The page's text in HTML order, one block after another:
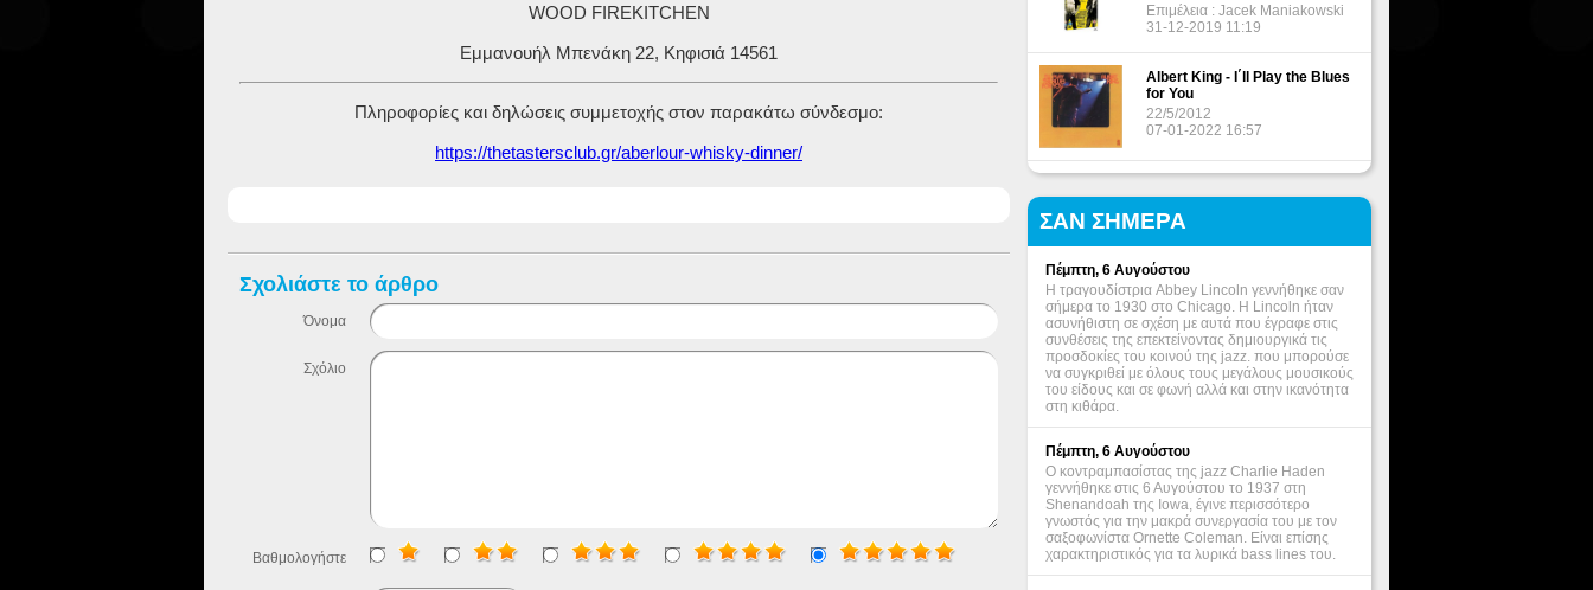
WOOD FIREKITCHEN
Εμμανουήλ Μπενάκη 22, Κηφισιά 14561
Πληροφορίες και δηλώσεις συμμετοχής στον παρακάτω σύνδεσμο:
https://thetastersclub.gr/aberlour-whisky-dinner/
Σχολιάστε το άρθρο
Όνομα
Σχόλιο
Βαθμολογήστε
Επιμέλεια : Jacek Maniakowski
31-12-2019 11:19
Albert King - I΄ll Play the Blues
for You
22/5/2012
07-01-2022 16:57
ΣΑΝ ΣΗΜΕΡΑ
Πέμπτη, 6 Αυγούστου
Η τραγουδίστρια Abbey Lincoln γεννήθηκε σαν
σήμερα το 1930 στο Chicago. Η Lincoln ήταν
ασυνήθιστη σε σχέση με αυτά που έγραφε στις
συνθέσεις της επεκτείνοντας δημιουργικά τις
προσδοκίες του κοινού της jazz. που μπορούσε
να συγκριθεί με όλους τους μεγάλους μουσικούς
του είδους και σε φωνή αλλά και στην ικανότητα
στη κιθάρα.
Πέμπτη, 6 Αυγούστου
Ο κοντραμπασίστας της jazz Charlie Haden
γεννήθηκε στις 6 Αυγούστου το 1937 στη
Shenandoah της Iowa, έγινε περισσότερο
γνωστός για την μακρά συνεργασία του με τον
σαξοφωνίστα Ornette Coleman. Είναι επίσης
χαρακτηριστικός για τα λυρικά bass lines του.